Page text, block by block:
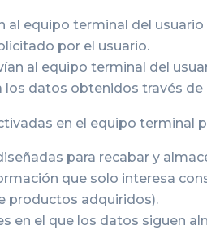
al equipo terminal del
por el usuario.
al equipo terminal del
datos obtenidos través de
en el equipo terminal
para recabar y
que solo interesa
productos adquiridos).
en el que los datos siguen